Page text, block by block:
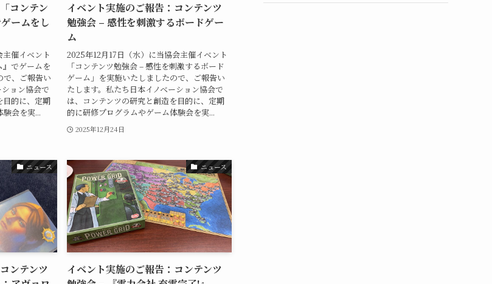
コンテン
ームをし
催イベント
』でゲームを
で、ご報告い
ョン協会で
目的に、定期
会を実...
イベント実施のご報告：コンテンツ
勉強会 – 感性を刺激するボードゲー
ム
2025年12月17日（水）に当協会主催イベント
「コンテンツ勉強会 – 感性を刺激するボード
ゲーム」を実施いたしましたので、ご報告い
たします。私たち日本イノベーション協会で
は、コンテンツの研究と創造を目的に、定期
的に研修プログラムやゲーム体験会を実...
2025年12月24日
ニュース
ンテンツ
ニュース
イベント実施のご報告：コンテンツ